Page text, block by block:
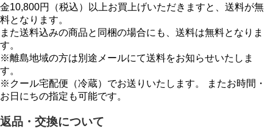
金10,800円（税込）以上お買上げいただきますと、送料が無
料となります。
また送料込みの商品と同梱の場合にも、送料は無料となりま
す。
※離島地域の方は別途メールにて送料をお知らせいたしま
す。
※クール宅配便（冷蔵）でお送りいたします。 またお時間・
お日にちの指定も可能です。
返品・交換について